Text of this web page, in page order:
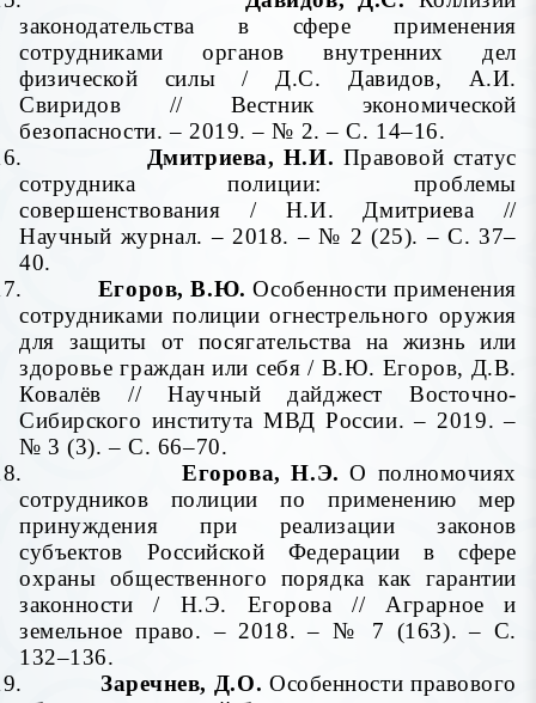
законодательства в сфере применения
сотрудниками органов внутренних дел
физической силы / Д.С. Давидов, А.И.
Свиридов // Вестник экономической
безопасности. – 2019. – № 2. – С. 14–16.
Дмитриева, Н.И. Правовой статус
сотрудника полиции: проблемы
совершенствования / Н.И. Дмитриева //
Научный журнал. – 2018. – № 2 (25). – С. 37–
40.
Егоров, В.Ю.Особенности применения
сотрудниками полиции огнестрельного оружия
для защиты от посягательства на жизнь или
здоровье граждан или себя / В.Ю. Егоров, Д.В.
Ковалёв // Научный дайджест Восточно-
Сибирского института МВД России. – 2019. –
№ 3 (3). – С. 66–70.
Егорова, Н.Э.О полномочиях
сотрудников полиции по применению мер
принуждения при реализации законов
субъектов Российской Федерации в сфере
охраны общественного порядка как гарантии
законности
/ Н.Э. Егорова // Аграрное и
земельное право. – 2018. – № 7 (163). – С.
132–136.
Заречнев, Д.О. Особенности правового